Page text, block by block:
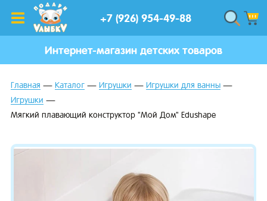
+7 (926) 954-49-88
Интернет-магазин детских товаров
Главная Каталог Игрушки
Игрушки для ванны
Игрушки
Мягкий плавающий конструктор "Мой Дом" Edushape